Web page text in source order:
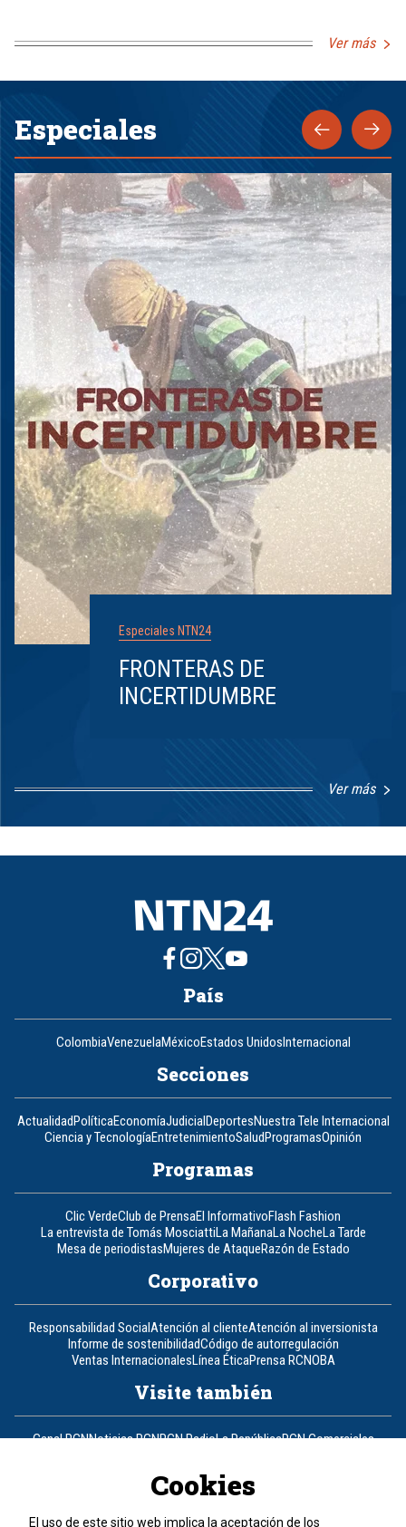
Ver más
Especiales
Especiales NTN24
FRONTERAS DE
INCERTIDUMBRE
Ver más
1
8
País
ColombiaVenezuelaMéxicoEstados UnidosInternacional
Secciones
ActualidadPolíticaEconomíaJudicialDeportesNuestra Tele Internacional
Ciencia y TecnologíaEntretenimientoSaludProgramasOpinión
Programas
Clic VerdeClub de PrensaEl InformativoFlash Fashion
La entrevista de Tomás MosciattiLa MañanaLa NocheLa Tarde
Mesa de periodistasMujeres de AtaqueRazón de Estado
Corporativo
Responsabilidad SocialAtención al clienteAtención al inversionista
Informe de sostenibilidadCódigo de autorregulación
Ventas InternacionalesLínea ÉticaPrensa RCNOBA
Visite también
Canal RCNNoticias RCNRCN RadioLa RepúblicaRCN Comerciales
Un producto de RCN Televisión
Contáctenos
Cookies
El uso de este sitio web implica la aceptación de los